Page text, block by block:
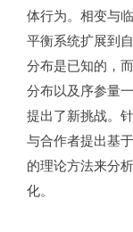
体行为。相变与
平衡系统扩展到
分布是已知的，
分布以及序参量
提出了新挑战。
与合作者提出基
的理论方法来分
化。